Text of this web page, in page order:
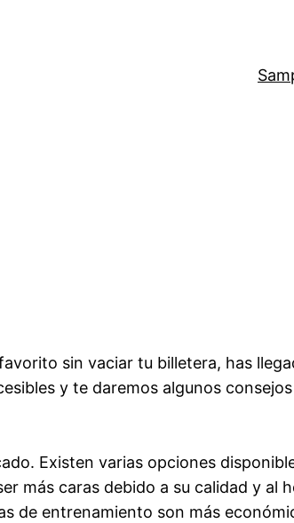
sin vaciar tu billetera, has
y te daremos algunos
Existen varias opciones
más caras debido a su calidad y al
de entrenamiento son más